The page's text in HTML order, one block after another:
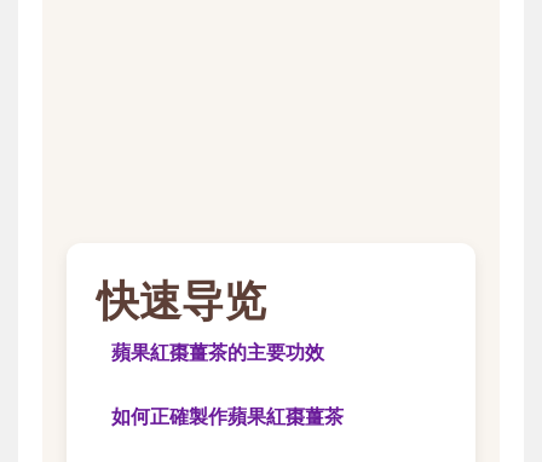
快速导览
蘋果紅棗薑茶的主要功效
如何正確製作蘋果紅棗薑茶